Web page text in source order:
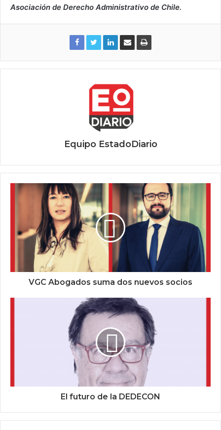
Asociación de Derecho Administrativo de Chile.
Equipo EstadoDiario
VGC Abogados suma dos nuevos socios
El futuro de la DEDECON